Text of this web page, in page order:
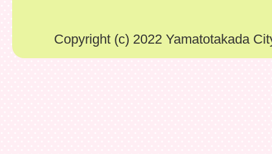
Copyright (c) 2022 Yamatotakada